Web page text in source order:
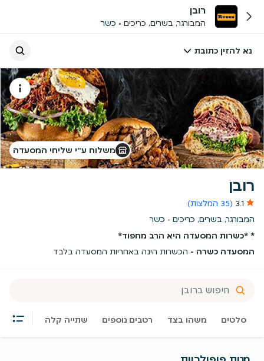
רובן
המבורגר, בשרים, כריכים כשר
נא להזין כתובת
משלוח ע״י שליחי המסעדה
רובן
3.1 (35 המלצות)
המבורגר, בשרים, כריכים
כשר
* *כשרות המסעדה היא הרב מחפוד*
המסעדה כשרה - הכשרות הינה באחריות המסעדה בלבד
סלטים משהו בצד רטבים נוספים שתייה קלה